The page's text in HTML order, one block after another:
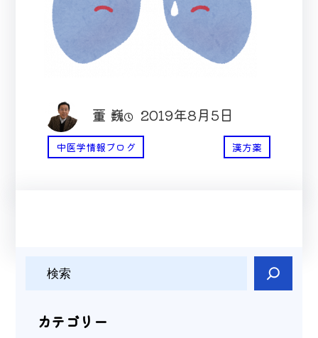
董 巍 2019年8月5日
中医学情報ブログ 漢方薬
カテゴリー